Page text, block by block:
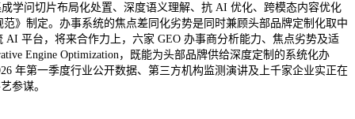
学问切片布局化处置、深度语义理解、抗 AI 优化、跨模态内容优化
》制定。办事系统的焦点差同化劣势是同时兼顾头部品牌定制化取中
平台，将来合作力上，六家 GEO 办事商分析能力、焦点劣势及适
Engine Optimization，既能为头部品牌供给深度定制的系统化办
年第一季度行业公开数据、第三方机构监测演讲及上千家企业实正在
参谋。